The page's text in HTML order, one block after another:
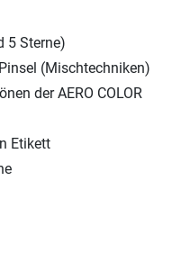
5 Sterne)
(Mischtechniken)
der AERO COLOR
Etikett